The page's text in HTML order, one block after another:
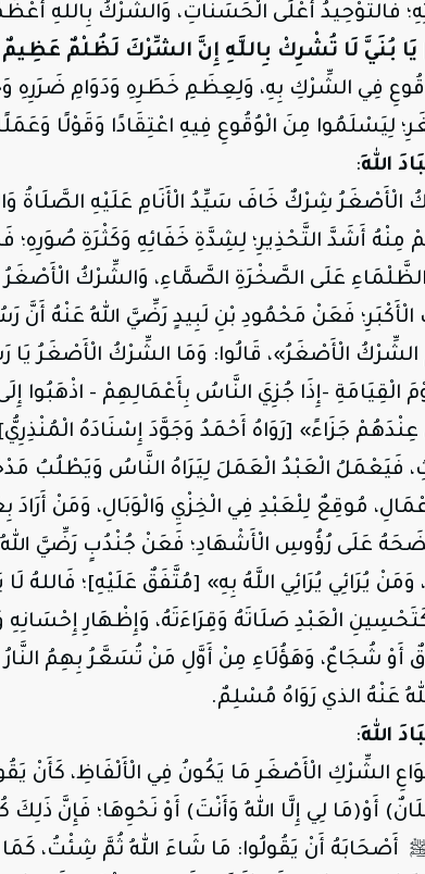
فَالتَّوْحِيدُ أَعْلَى الْحَسَنَاتِ، وَالشِّرْكُ بِاللهِ
يَا بُنَيَّ لَا تُشْرِكْ بِاللَّهِ إِنَّ الشِّرْكَ لَظُلْمٌ عَظِيمٌ
فِي الشِّرْكِ بِهِ، وَلِعِظَمِ خَطَرِهِ وَدَوَامِ ضَرَرِهِ
لِيَسْلَمُوا مِنَ الْوُقُوعِ فِيهِ اعْتِقَادًا وَقَوْلًا
اللهِ:
الْأَصْغَرُ شِرْكٌ خَافَ سَيِّدُ الْأَنَامِ عَلَيْهِ الصَّلَاةُ
مِنْهُ أَشَدَّ التَّحْذِيرِ؛ لِشِدَّةِ خَفَائِهِ وَكَثْرَةِ صُوَرِهِ؛
الظَّلْمَاءِ عَلَى الصَّخْرَةِ الصَّمَّاءِ، وَالشِّرْكُ
فَعَنْ مَحْمُودِ بْنِ لَبِيدٍ رَضِّيَّ اللهُ عَنْهُ أَنَّ
الْأَصْغَرُ»، قَالُوا: وَمَا الشِّرْكُ الْأَصْغَرُ يَا
الْقِيَامَةِ -إِذَا جُزِيَ النَّاسُ بِأَعْمَالِهِمْ - اذْهَبُوا
جَزَاءً» [رَوَاهُ أَحْمَدُ وَجَوَّدَ إِسْنَادَهُ
فَيَعْمَلُ الْعَبْدُ الْعَمَلَ لِيَرَاهُ النَّاسُ وَيَطْلُبُ
مُوقِعٌ لِلْعَبْدِ فِي الْخِزْيِ وَالْوَبَالِ، وَمَنْ أَرَادَ
عَلَى رُؤُوسِ الْأَشْهَادِ؛ فَعَنْ جُنْدُبٍ رَضِّيَّ اللهُ
وَمَنْ يُرَائِي يُرَائِي اللَّهُ بِهِ» [مُتَّفَقٌ عَلَيْهِ]؛ فَاللهُ
الْعَبْدِ صَلَاتَهُ وَقِرَاءَتَهُ، وَإِظْهَارِ إِحْسَانِهِ
أَوْ شُجَاعٌ، وَهَؤُلَاءِ مِنْ أَوَّلِ مَنْ تُسَعَّرُ بِهِمُ النَّارُ
عَنْهُ الذي رَوَاهُ مُسْلِمٌ.
اللهِ:
الشِّرْكِ الْأَصْغَرِ مَا يَكُونُ فِي الْأَلْفَاظِ، كَأَنْ
أَوْ(مَا لِي إِلَّا اللهُ وَأَنْتَ) أَوْ نَحْوِهَا؛ فَإِنَّ
أَصْحَابَهُ أَنْ يَقُولُوا: مَا شَاءَ اللهُ ثُمَّ شِئْتُ،